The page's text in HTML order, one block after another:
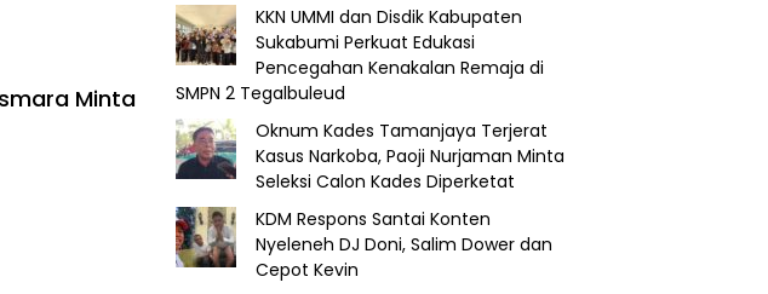
Minta
KKN UMMI dan Disdik Kabupaten
Sukabumi Perkuat Edukasi
Pencegahan Kenakalan Remaja di
SMPN 2 Tegalbuleud
Oknum Kades Tamanjaya Terjerat
Kasus Narkoba, Paoji Nurjaman Minta
Seleksi Calon Kades Diperketat
KDM Respons Santai Konten
Nyeleneh DJ Doni, Salim Dower dan
Cepot Kevin